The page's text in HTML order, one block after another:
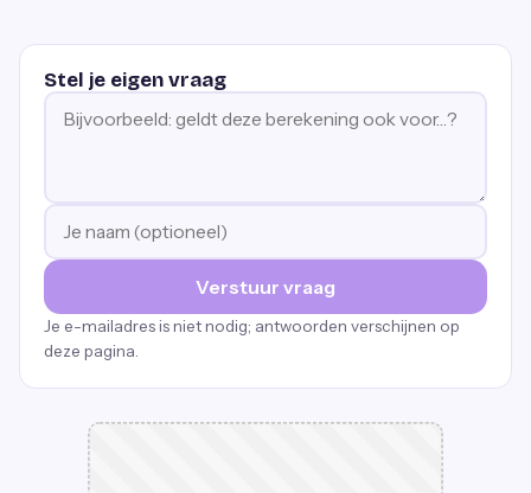
Stel je eigen vraag
Verstuur vraag
Je e-mailadres is niet nodig; antwoorden verschijnen op
deze pagina.